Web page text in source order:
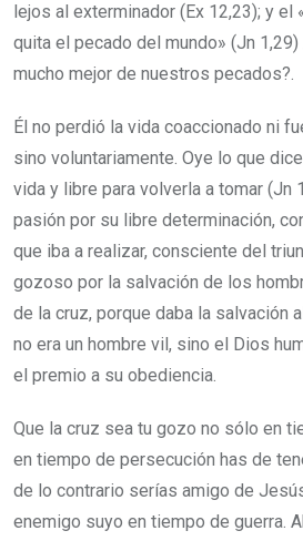
lejos al exterminador (Ex 12,23); y el
quita el pecado del mundo» (Jn
mucho mejor de nuestros pecados?.
Él no perdió la vida coaccionado ni
sino voluntariamente. Oye lo que
vida y libre para volverla a tomar (Jn
pasión por su libre determinación,
que iba a realizar, consciente del
gozoso por la salvación de los
de la cruz, porque daba la salvación
no era un hombre vil, sino el Dios
el premio a su obediencia.
Que la cruz sea tu gozo no sólo en
en tiempo de persecución has de
de lo contrario serías amigo de
enemigo suyo en tiempo de guerra.